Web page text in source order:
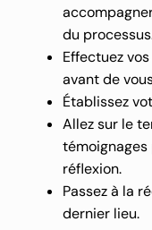
du
Effectuez
avant de
Établissez
Allez sur le
réflexion.
Passez à la
dernier lieu.